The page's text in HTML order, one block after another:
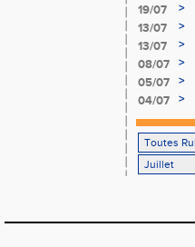
19/07
>
13/07 >
13/07 >
08/07 >
05/07
>
04/07
>